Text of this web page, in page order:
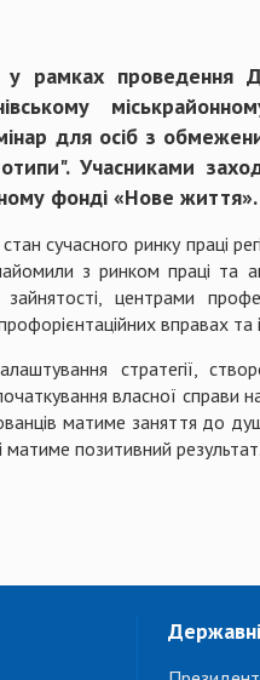
рамках проведення
для осіб з
Учасниками
фонді «Нове життя».
сучасного ринку праці
з ринком праці та
центрами
вправах та
стратегії,
власної справи
матиме заняття до
матиме позитивний результат.